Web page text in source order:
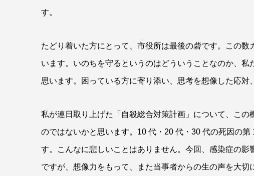
す。
たどり着いた方にとって、市役所は最後の砦です。この
います。いのちを守るというのはどういうことなのか、
思います。困っている方に寄り添い、思考を想像した応対
私が連日取り上げた「自殺総合対策計画」について、こ
のではないかと思います。10 代・20 代・30 代の死因の
す。こんなに悲しいことはありません。今回、感染症の
ですが、想像力をもって、また当事者からの生の声を大